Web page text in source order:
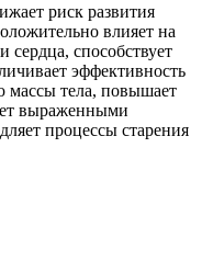
риск развития
влияет на
способствует
эффективность
тела, повышает
выраженными
процессы старения